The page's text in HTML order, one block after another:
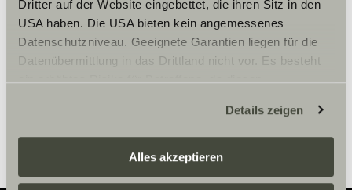
Dritter auf der Website eingebettet, die ihren Sitz in den
USA haben. Die USA bieten kein angemessenes
Datenschutzniveau. Geeignete Garantien liegen für die
Datenübermittlung in das Drittland nicht vor. Es besteht
ein erhöhtes Risiko für Betroffene, da diesen
zustehen. Eingesetzte Dienstleister können Daten für
eigene Zwecke verarbeiten und mit anderen Daten
zusammenführen. Weitere Informationen finden Sie hier:
Datenschutzerklärung
Details zeigen
Alles akzeptieren
Åbningstider
MARDI AU SAMEDI: 9H-12H ET 14H-18H30